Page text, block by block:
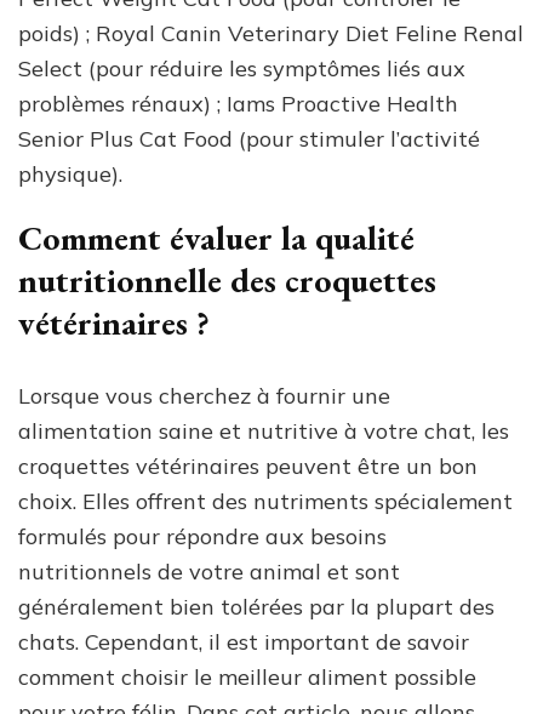
poids) ; Royal Canin Veterinary Diet Feline Renal
Select (pour réduire les symptômes liés aux
problèmes rénaux) ; Iams Proactive Health
Senior Plus Cat Food (pour stimuler l’activité
physique).
Comment évaluer la qualité
nutritionnelle des croquettes
vétérinaires ?
Lorsque vous cherchez à fournir une
alimentation saine et nutritive à votre chat, les
croquettes vétérinaires peuvent être un bon
choix. Elles offrent des nutriments spécialement
formulés pour répondre aux besoins
nutritionnels de votre animal et sont
généralement bien tolérées par la plupart des
chats. Cependant, il est important de savoir
comment choisir le meilleur aliment possible